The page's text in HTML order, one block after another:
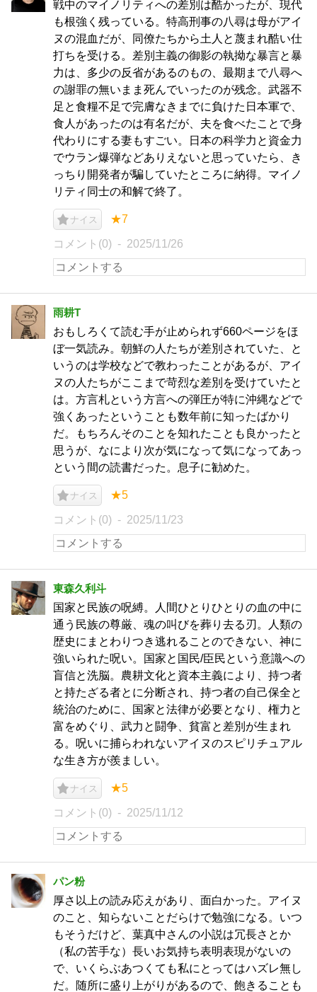
戦中のマイノリティへの差別は酷かったが、現代
も根強く残っている。特高刑事の八尋は母がアイ
ヌの混血だが、同僚たちから土人と蔑まれ酷い仕
打ちを受ける。差別主義の御影の執拗な暴言と暴
力は、多少の反省があるのもの、最期まで八尋へ
の謝罪の無いまま死んでいったのが残念。武器不
足と食糧不足で完膚なきまでに負けた日本軍で、
食人があったのは有名だが、夫を食べたことで身
代わりにする妻もすごい。日本の科学力と資金力
でウラン爆弾などありえないと思っていたら、き
っちり開発者が騙していたところに納得。マイノ
リティ同士の和解で終了。
ナイス ★7
コメント(0) 2025/11/26
雨耕T
おもしろくて読む手が止められず660ページをほ
ぼ一気読み。朝鮮の人たちが差別されていた、と
いうのは学校などで教わったことがあるが、アイ
ヌの人たちがここまで苛烈な差別を受けていたと
は。方言札という方言への弾圧が特に沖縄などで
強くあったということも数年前に知ったばかり
だ。もちろんそのことを知れたことも良かったと
思うが、なにより次が気になって気になってあっ
という間の読書だった。息子に勧めた。
ナイス ★5
コメント(0) 2025/11/23
東森久利斗
国家と民族の呪縛。人間ひとりひとりの血の中に
通う民族の尊厳、魂の叫びを葬り去る刃。人類の
歴史にまとわりつき逃れることのできない、神に
強いられた呪い。国家と国民/臣民という意識への
盲信と洗脳。農耕文化と資本主義により、持つ者
と持たざる者とに分断され、持つ者の自己保全と
統治のために、国家と法律が必要となり、権力と
富をめぐり、武力と闘争、貧富と差別が生まれ
る。呪いに捕らわれないアイヌのスピリチュアル
な生き方が羨ましい。
ナイス ★5
コメント(0) 2025/11/12
パン粉
厚さ以上の読み応えがあり、面白かった。アイヌ
のこと、知らないことだらけで勉強になる。いつ
もそうだけど、葉真中さんの小説は冗長さとか
（私の苦手な）長いお気持ち表明表現がないの
で、いくらぶあつくても私にとってはハズレ無し
だ。随所に盛り上がりがあるので、飽きることも